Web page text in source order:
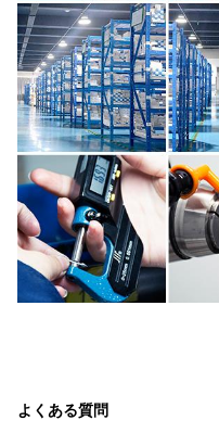
よくある質問